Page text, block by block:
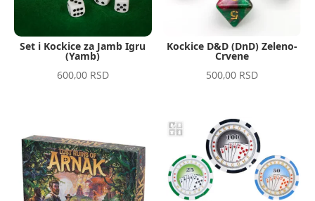
Set i Kockice za Jamb Igru
(Yamb)
600,00 RSD
Kockice D&D (DnD) Zeleno-
Crvene
500,00 RSD